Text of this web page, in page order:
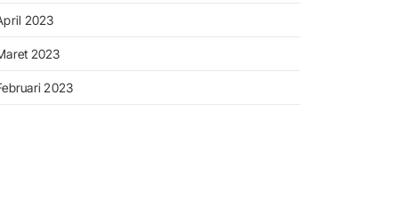
2023
2023
2023